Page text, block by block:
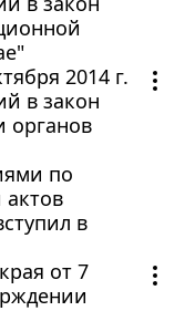
2014 г.
в закон
органов
по
актов
в
от 7